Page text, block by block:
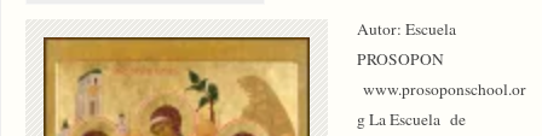
Autor: Escuela
PROSOPON
www.prosoponschool.or
g La Escuela de